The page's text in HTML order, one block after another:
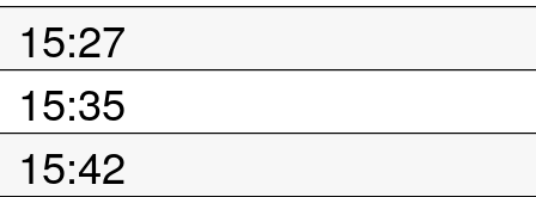
15:27
15:35
15:42